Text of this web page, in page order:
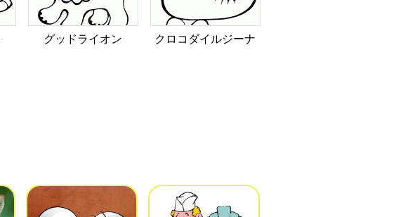
グッドライオン クロコダイルジーナ